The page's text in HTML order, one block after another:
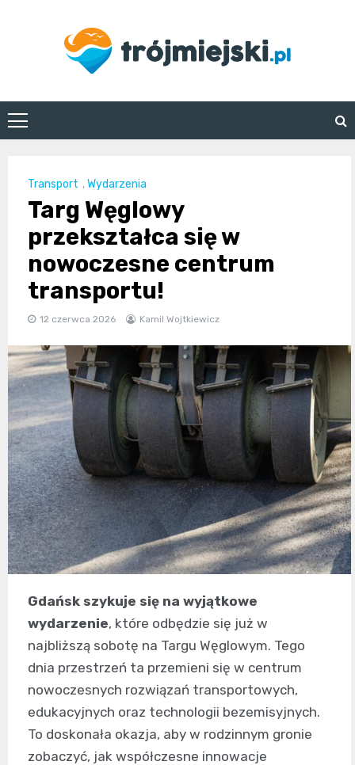
trojmiejski.pl
Transport ,Wydarzenia
Targ Węglowy
przekształca się w
nowoczesne centrum
transportu!
12 czerwca 2026 Kamil Wojtkiewicz
Gdańsk szykuje się na wyjątkowe
wydarzenie, które odbędzie się już w
najbliższą sobotę na Targu Węglowym. Tego
dnia przestrzeń ta przemieni się w centrum
nowoczesnych rozwiązań transportowych,
edukacyjnych oraz technologii bezemisyjnych.
To doskonała okazja, aby w rodzinnym gronie
zobaczyć, jak współczesne innowacje